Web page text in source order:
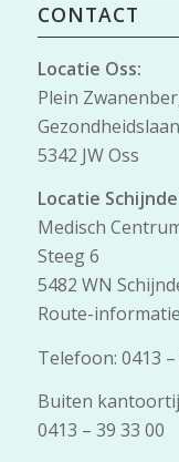
CONTACT
Locatie Oss:
Plein
5342 JW Oss
Locatie
Medisch
Steeg 6
5482 WN
Route-informatie
Telefoon: 0413
Buiten
0413 – 39 33 00